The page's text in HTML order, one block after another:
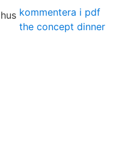
kommentera i pdf
the concept dinner